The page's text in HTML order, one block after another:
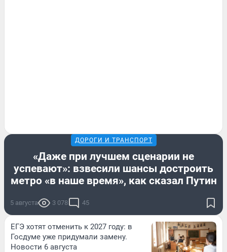
ДОРОГИ И ТРАНСПОРТ
«Даже при лучшем сценарии не
успевают»: взвесили шансы достроить
метро «в наше время», как сказал Путин
5 августа 3 078 45
ЕГЭ хотят отменить к 2027 году: в
Госдуме уже придумали замену.
Новости 6 августа